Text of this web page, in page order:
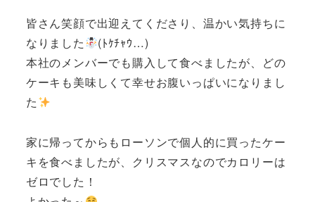
皆さん笑顔で出迎えてくださり、温かい気持ちに
なりました
(ﾄｹﾁｬｳ…)
本社のメンバーでも購入して食べましたが、どの
ケーキも美味しくて幸せお腹いっぱいになりまし
た
家に帰ってからもローソンで個人的に買ったケー
キを食べましたが、クリスマスなのでカロリーは
ゼロでした！